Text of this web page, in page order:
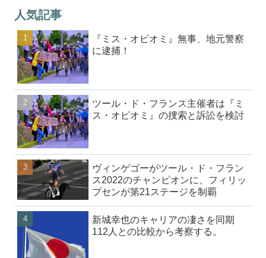
人気記事
『ミス・オピオミ』無事、地元警察
に逮捕！
ツール・ド・フランス主催者は『ミ
ス・オピオミ』の捜索と訴訟を検討
ヴィンゲゴーがツール・ド・フラン
ス2022のチャンピオンに、フィリッ
プセンが第21ステージを制覇
新城幸也のキャリアの凄さを同期
112人との比較から考察する。